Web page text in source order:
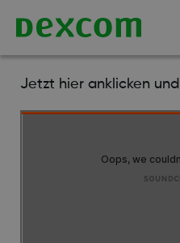
Jetzt hier anklicken